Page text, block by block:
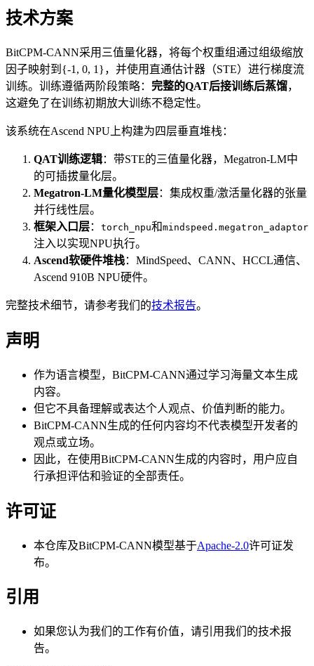
技术方案
BitCPM-CANN采用三值量化器，将每个权重组通过组级缩放
因子映射到{-1, 0, 1}，并使用直通估计器（STE）进行梯度流
训练。训练遵循两阶段策略： 完整的QAT后接训练后蒸馏，
这避免了在训练初期放大训练不稳定性。
该系统在Ascend NPU上构建为四层垂直堆栈：
QAT训练逻辑：带STE的三值量化器，Megatron-LM中
的可插拔量化层。
Megatron-LM量化模型层：集成权重/激活量化器的张量
并行线性层。
框架入口层： torch_npu和mindspeed.megatron_adaptor
注入以实现NPU执行。
Ascend软硬件堆栈：MindSpeed、CANN、HCCL通信、
Ascend 910B NPU硬件。
完整技术细节，请参考我们的技术报告。
声明
作为语言模型，BitCPM-CANN通过学习海量文本生成
内容。
但它不具备理解或表达个人观点、价值判断的能力。
BitCPM-CANN生成的任何内容均不代表模型开发者的
观点或立场。
因此，在使用BitCPM-CANN生成的内容时，用户应自
行承担评估和验证的全部责任。
许可证
本仓库及BitCPM-CANN模型基于Apache-2.0许可证发
布。
引用
如果您认为我们的工作有价值，请引用我们的技术报
告。